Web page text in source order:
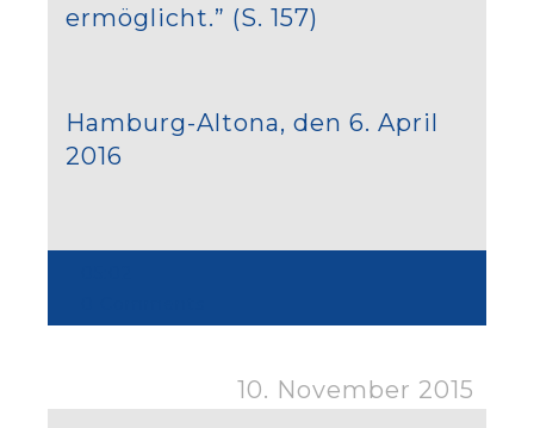
ermöglicht.” (S. 157)
Hamburg-Altona, den 6. April
2016
10. November 2015